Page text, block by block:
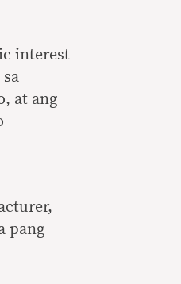
interest
at ang
pang